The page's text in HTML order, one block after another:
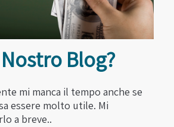
Blog?
mi manca il tempo anche se
essere molto utile. Mi
a breve..